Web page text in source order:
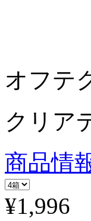
オフテ
クリア
商品情
¥1,996